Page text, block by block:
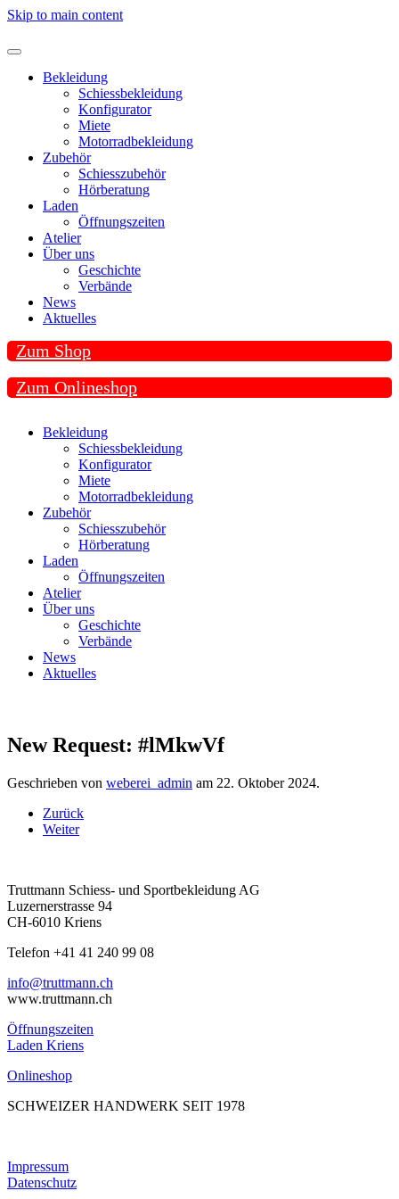
Skip to main content
Bekleidung
Schiessbekleidung
Konfigurator
Miete
Motorradbekleidung
Zubehör
Schiesszubehör
Hörberatung
Laden
Öffnungszeiten
Atelier
Über uns
Geschichte
Verbände
News
Aktuelles
Zum Shop
Zum Onlineshop
Bekleidung
Schiessbekleidung
Konfigurator
Miete
Motorradbekleidung
Zubehör
Schiesszubehör
Hörberatung
Laden
Öffnungszeiten
Atelier
Über uns
Geschichte
Verbände
News
Aktuelles
New Request: #lMkwVf
Geschrieben von weberei_admin am 22. Oktober 2024.
Zurück
Weiter
Truttmann Schiess- und Sportbekleidung AG
Luzernerstrasse 94
CH-6010 Kriens
Telefon +41 41 240 99 08
hc.nnamtturt@ofni
www.truttmann.ch
Öffnungszeiten
Laden Kriens
Onlineshop
SCHWEIZER HANDWERK SEIT 1978
Impressum
Datenschutz